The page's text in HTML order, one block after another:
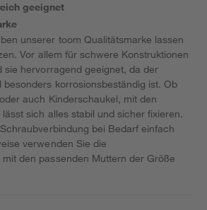
geeignet
unserer toom Qualitätsmarke lassen
Vor allem für schwere Konstruktionen
sie hervorragend geeignet, da der
besonders korrosionsbeständig ist. Ob
auch Kinderschaukel, mit den
sich alles stabil und sicher fixieren.
bei Bedarf einfach
verwenden Sie die
den passenden Muttern der Größe